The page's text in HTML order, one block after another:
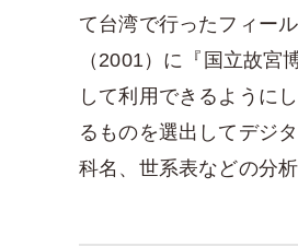
て台湾で行ったフィー
（2001）に『国立故
して利用できるように
るものを選出してデジ
科名、世系表などの分